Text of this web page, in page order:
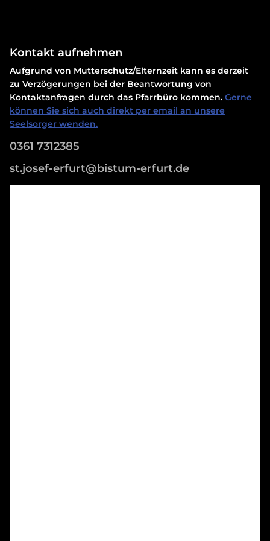
Kontakt aufnehmen
Aufgrund von Mutterschutz/Elternzeit kann es derzeit
zu Verzögerungen bei der Beantwortung von
Kontaktanfragen durch das Pfarrbüro kommen. Gerne
können Sie sich auch direkt per email an unsere
Seelsorger wenden.
0361 7312385
st.josef-erfurt@bistum-erfurt.de